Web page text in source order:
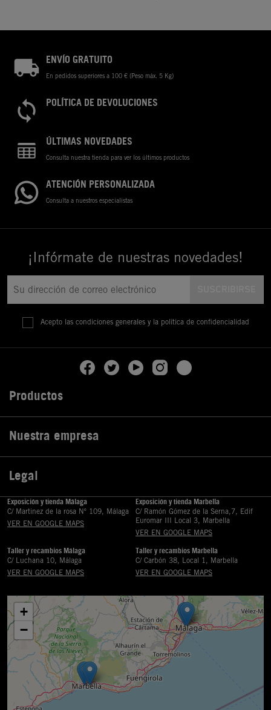
ENVÍO GRATUITO
En pedidos superiores a 100 € (Peso máx. 5 Kg)
POLÍTICA DE DEVOLUCIONES
ÚLTIMAS NOVEDADES
Consulta nuestra tienda para ver los últimos productos
ATENCIÓN PERSONALIZADA
Consulta a nuestros especialistas
¡Infórmate de nuestras novedades!
Acepto las condiciones generales y la política de confidencialidad
Productos
Nuestra empresa
Legal
Exposición y tienda Málaga
C/ Martinez de la rosa Nº 109, Málaga
VER EN GOOGLE MAPS
Exposición y tienda Marbella
C/ Ramón Gómez de la Serna,7, Edif
Euromar III Local 3, Marbella
VER EN GOOGLE MAPS
Taller y recambios Málaga
C/ Luchana 10, Málaga
VER EN GOOGLE MAPS
Taller y recambios Marbella
C/ Carbón 38, Local 1, Marbella
VER EN GOOGLE MAPS
+
−